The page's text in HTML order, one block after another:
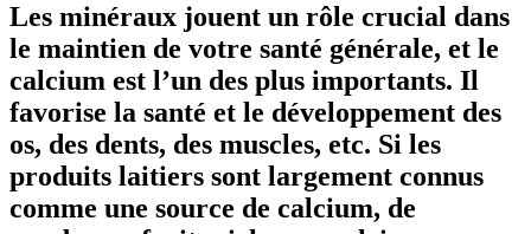
Les minéraux jouent un rôle crucial dans
le maintien de votre santé générale, et le
calcium est l’un des plus importants. Il
favorise la santé et le développement des
os, des dents, des muscles, etc. Si les
produits laitiers sont largement connus
comme une source de calcium, de